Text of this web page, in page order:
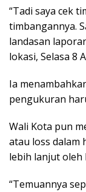
“Tadi saya cek
timbangannya.
landasan
lokasi, Selasa 8
Ia
pengukuran
Wali Kota pun
atau loss dalam
lebih lanjut oleh
“Temuannya